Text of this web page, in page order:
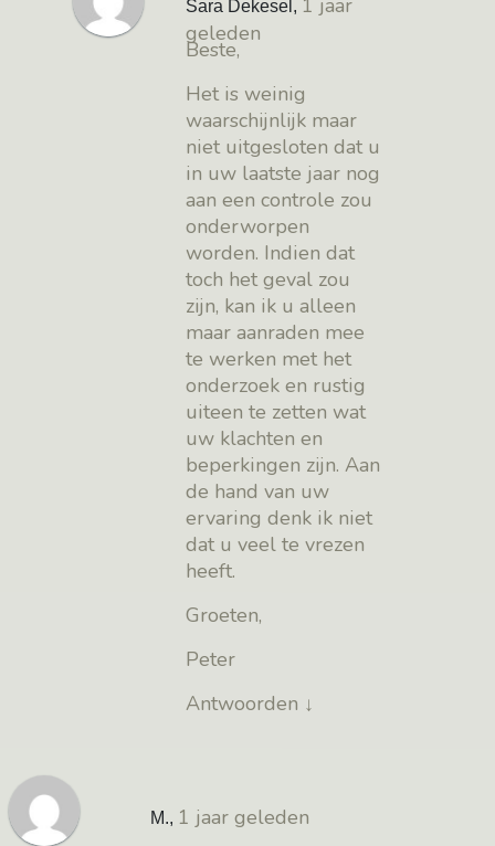
Sara Dekesel ,
geleden
Beste,
Het is weinig
waarschijnlijk maar
niet uitgesloten dat u
in uw laatste jaar nog
aan een controle zou
onderworpen
worden. Indien dat
toch het geval zou
zijn, kan ik u alleen
maar aanraden mee
te werken met het
onderzoek en rustig
uiteen te zetten wat
uw klachten en
beperkingen zijn. Aan
de hand van uw
ervaring denk ik niet
dat u veel te vrezen
heeft.
Groeten,
Peter
Antwoorden ↓
M., 1 jaar geleden